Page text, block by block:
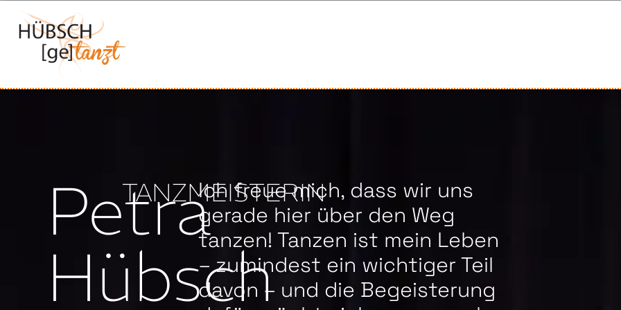
Petra
Hübsch
TANZMEISTERIN
Ich freue mich, dass wir uns
gerade hier über den Weg
tanzen! Tanzen ist mein Leben
– zumindest ein wichtiger Teil
davon – und die Begeisterung